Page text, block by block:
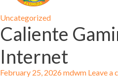
Uncategorized
Caliente
Internet
February 25, 2026mdwm Leave a